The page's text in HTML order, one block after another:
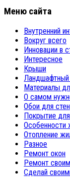
Меню сайта
Внутренний
Вокруг всего
Инновации в
Интересное
Крыши
Ландшафтный
Материалы
О самом
Обои для стен
Покрытие
Особенности
Отопление
Разное
Ремонт окон
Ремонт
Сделай